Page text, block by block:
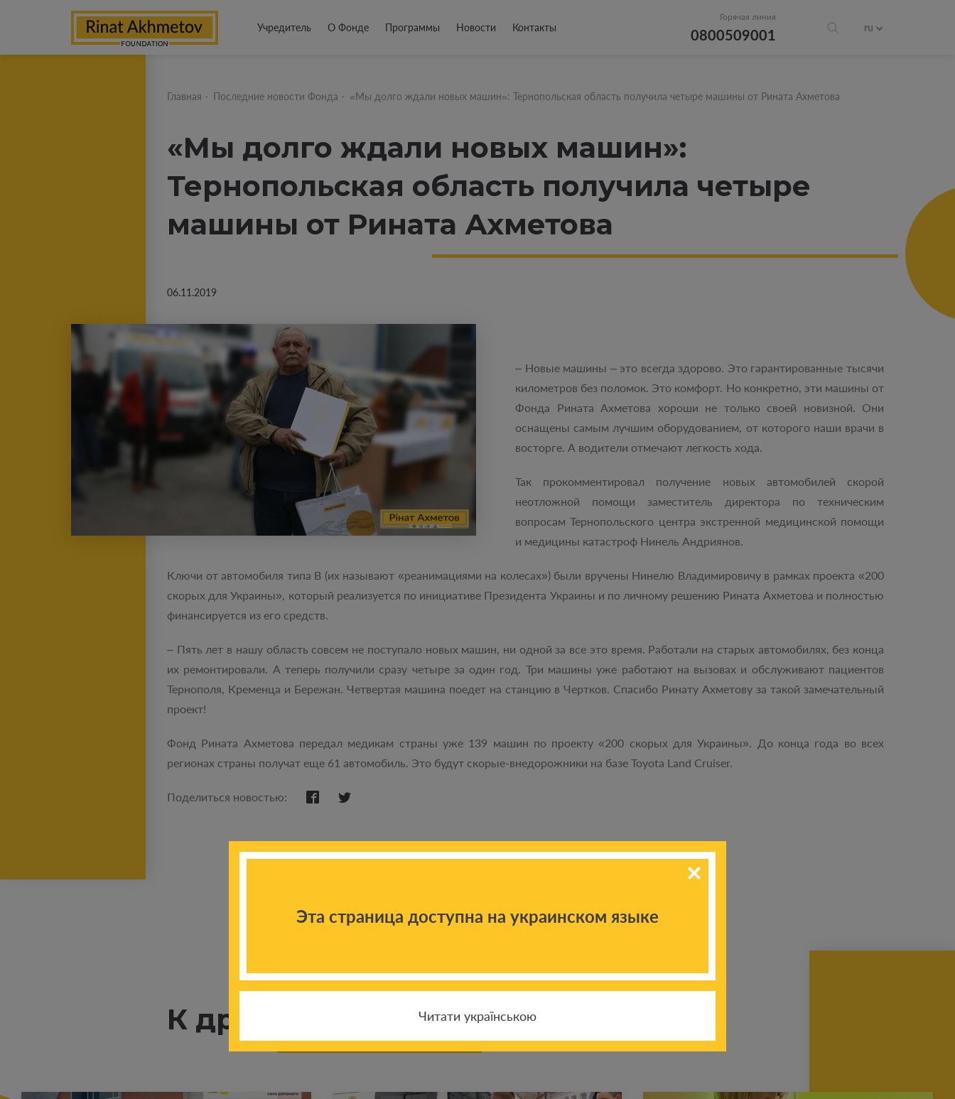
Учредитель О Фонде Программы Новости Контакты
Горячая линия
0800509001 ru
Главная - Последние новости Фонда - «Мы долго ждали новых машин»: Тернопольская область получила четыре машины от Рината Ахметова
«Мы долго ждали новых машин»:
Тернопольская область получила четыре
машины от Рината Ахметова
06.11.2019
– Новые машины – это всегда здорово. Это гарантированные тысячи
километров без поломок. Это комфорт. Но конкретно, эти машины от
Фонда Рината Ахметова хороши не только своей новизной. Они
оснащены самым лучшим оборудованием, от которого наши врачи в
восторге. А водители отмечают легкость хода.
Так прокомментировал получение новых автомобилей скорой
неотложной помощи заместитель директора по техническим
вопросам Тернопольского центра экстренной медицинской помощи
и медицины катастроф Нинель Андриянов.
Ключи от автомобиля типа В (их называют «реанимациями на колесах») были вручены Нинелю Владимировичу в рамках проекта «200
скорых для Украины», который реализуется по инициативе Президента Украины и по личному решению Рината Ахметова и полностью
финансируется из его средств.
– Пять лет в нашу область совсем не поступало новых машин, ни одной за все это время. Работали на старых автомобилях, без конца
их ремонтировали. А теперь получили сразу четыре за один год. Три машины уже работают на вызовах и обслуживают пациентов
Тернополя, Кременца и Бережан. Четвертая машина поедет на станцию в Чертков. Спасибо Ринату Ахметову за такой замечательный
проект!
Фонд Рината Ахметова передал медикам страны уже 139 машин по проекту «200 скорых для Украины». До конца года во всех
регионах страны получат еще 61 автомобиль. Это будут скорые-внедорожники на базе Toyota Land Cruiser.
Поделиться новостью:
К другим новостям
Эта страница доступна на украинском языке
Читати українською